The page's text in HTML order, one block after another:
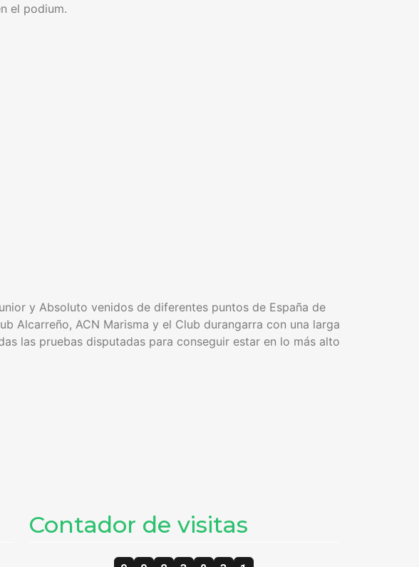
el podium.
y Absoluto venidos de diferentes puntos de España de
Alcarreño, ACN Marisma y el Club durangarra con una larga
las pruebas disputadas para conseguir estar en lo más alto
Contador de visitas